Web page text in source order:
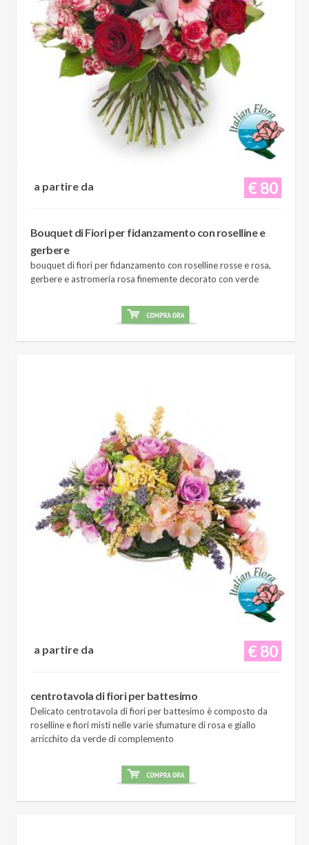
€ 80
a partire da
Bouquet di Fiori per fidanzamento con roselline e
gerbere
bouquet di fiori per fidanzamento con roselline rosse e rosa,
gerbere e astromeria rosa finemente decorato con verde
€ 80
a partire da
centrotavola di fiori per battesimo
Delicato centrotavola di fiori per battesimo è composto da
roselline e fiori misti nelle varie sfumature di rosa e giallo
arricchito da verde di complemento